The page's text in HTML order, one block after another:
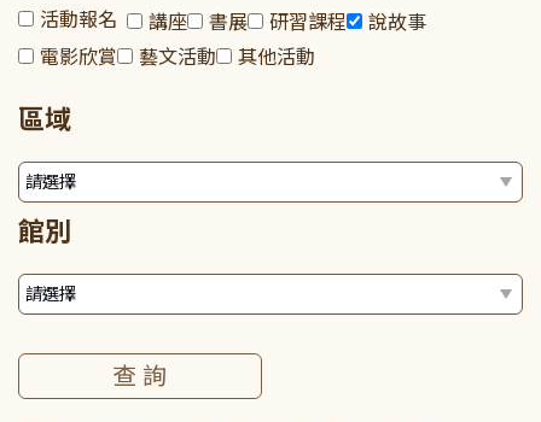
活動報名 講座 書展 研習課程
說故事
電影欣賞
藝文活動 其他活動
區域
館別